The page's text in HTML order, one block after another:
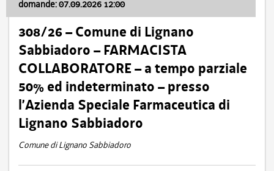
domande: 07.09.2026 12:00
308/26 – Comune di Lignano
Sabbiadoro – FARMACISTA
COLLABORATORE – a tempo parziale
50% ed indeterminato – presso
l’Azienda Speciale Farmaceutica di
Lignano Sabbiadoro
Comune di Lignano Sabbiadoro